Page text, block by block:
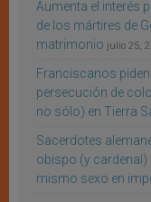
Aumenta el interés
de los mártires de
matrimonio julio 25,
Franciscanos
persecución de
no sólo) en Tierra
Sacerdotes
obispo (y cardenal)
mismo sexo en